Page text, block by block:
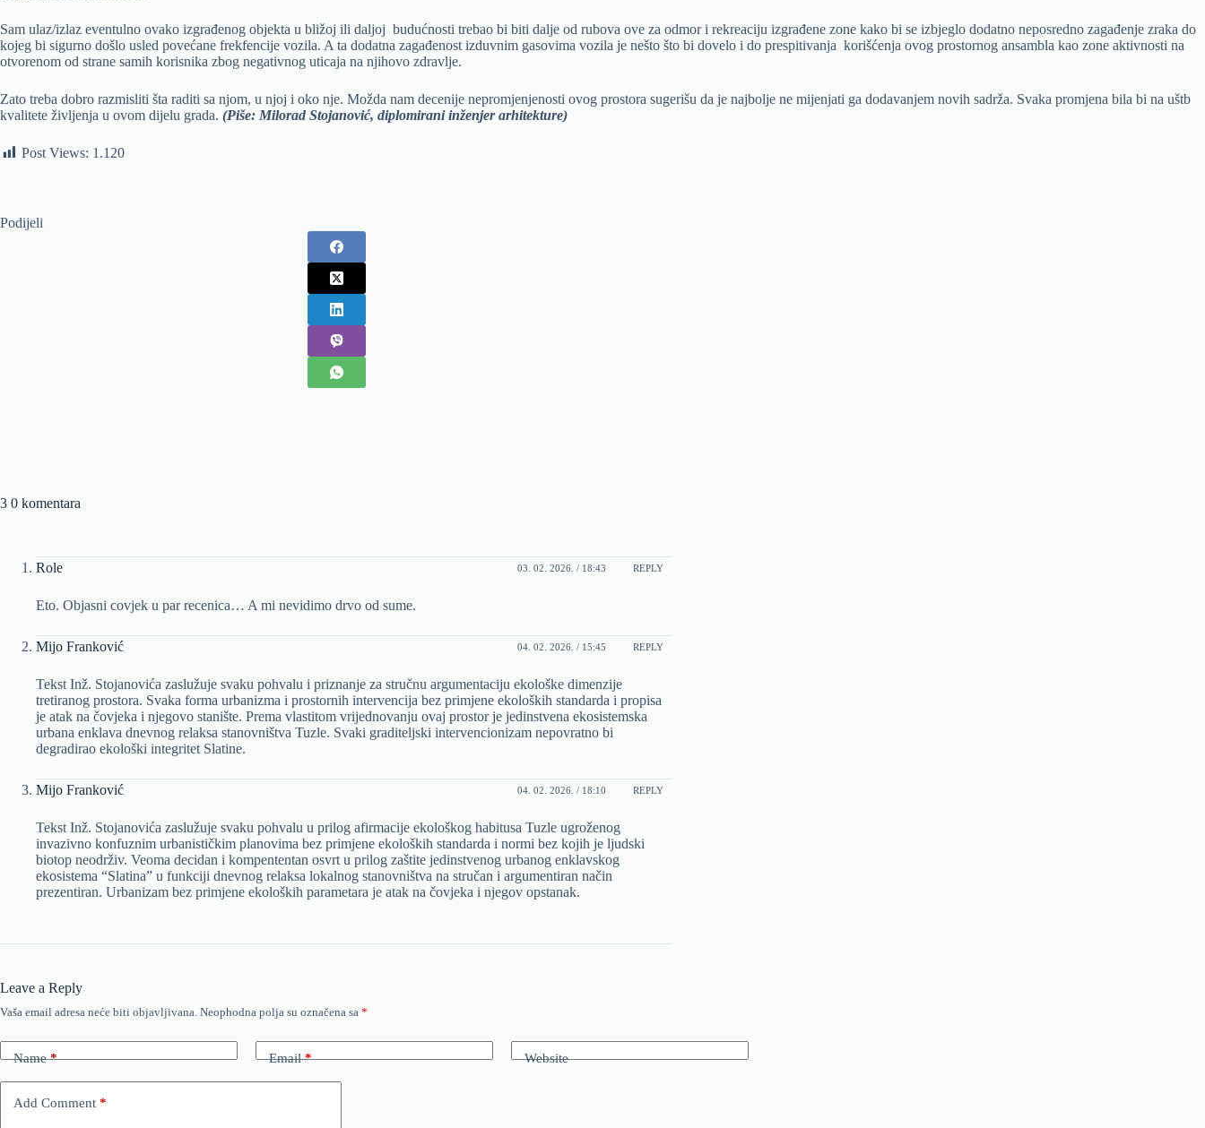
Sam ulaz/izlaz eventulno ovako izgrađenog objekta u bližoj ili daljoj budućnosti trebao bi biti dalje od rubova ove za odmor i rekreaciju izgrađene zone kako bi se izbjeglo dodatno neposredno zagađenje zraka do
kojeg bi sigurno došlo usled povećane frekfencije vozila. A ta dodatna zagađenost izduvnim gasovima vozila je nešto što bi dovelo i do prespitivanja korišćenja ovog prostornog ansambla kao zone aktivnosti na
otvorenom od strane samih korisnika zbog negativnog uticaja na njihovo zdravlje.
Zato treba dobro razmisliti šta raditi sa njom, u njoj i oko nje. Možda nam decenije nepromjenjenosti ovog prostora sugerišu da je najbolje ne mijenjati ga dodavanjem novih sadrža. Svaka promjena bila bi na uštb
kvalitete življenja u ovom dijelu grada. (Piše: Milorad Stojanović, diplomirani inženjer arhitekture)
Post Views: 1.120
Podijeli
3 0 komentara
Role 03. 02. 2026. / 18:43 REPLY
Eto. Objasni covjek u par recenica… A mi nevidimo drvo od sume.
Mijo Franković 04. 02. 2026. / 15:45 REPLY
Tekst Inž. Stojanovića zaslužuje svaku pohvalu i priznanje za stručnu argumentaciju ekološke dimenzije
tretiranog prostora. Svaka forma urbanizma i prostornih intervencija bez primjene ekoloških standarda i propisa
je atak na čovjeka i njegovo stanište. Prema vlastitom vrijednovanju ovaj prostor je jedinstvena ekosistemska
urbana enklava dnevnog relaksa stanovništva Tuzle. Svaki graditeljski intervencionizam nepovratno bi
degradirao ekološki integritet Slatine.
Mijo Franković 04. 02. 2026. / 18:10 REPLY
Tekst Inž. Stojanovića zaslužuje svaku pohvalu u prilog afirmacije ekološkog habitusa Tuzle ugroženog
invazivno konfuznim urbanističkim planovima bez primjene ekoloških standarda i normi bez kojih je ljudski
biotop neodrživ. Veoma decidan i kompententan osvrt u prilog zaštite jedinstvenog urbanog enklavskog
ekosistema “Slatina” u funkciji dnevnog relaksa lokalnog stanovništva na stručan i argumentiran način
prezentiran. Urbanizam bez primjene ekoloških parametara je atak na čovjeka i njegov opstanak.
Leave a Reply
Vaša email adresa neće biti objavljivana. Neophodna polja su označena sa *
Name* Email* Website
Add Comment *